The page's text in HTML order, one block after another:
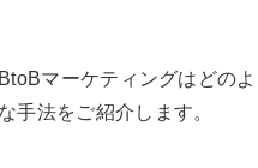
マーケティングはどの
手法をご紹介します。